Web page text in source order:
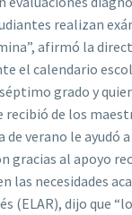
realizan
afirmó la
el calendario
grado y
recibió de los
de verano le
gracias al apoyo
las necesidades
(ELAR), dijo que